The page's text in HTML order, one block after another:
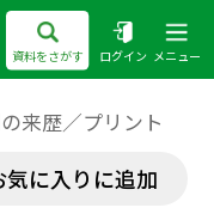
資料をさがす ログイン メニュー
来歴／プリント
気に入りに追加